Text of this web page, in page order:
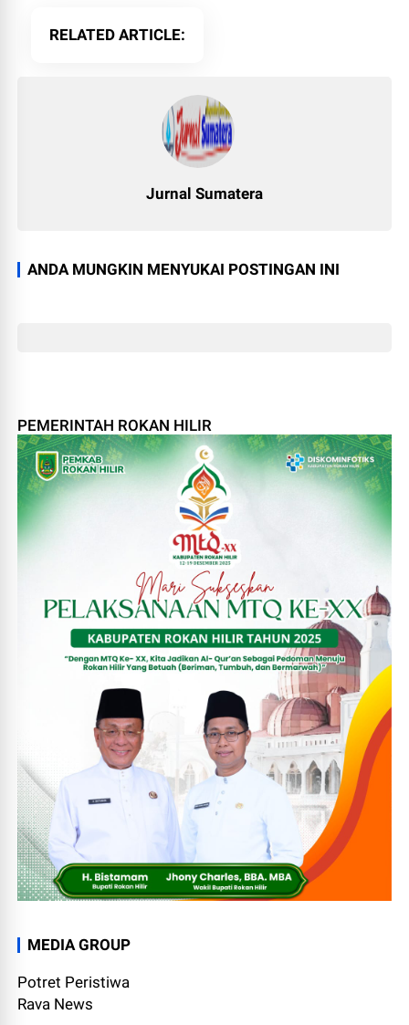
RELATED ARTICLE
Jurnal Sumatera
ANDA MUNGKIN MENYUKAI POSTINGAN INI
PEMERINTAH ROKAN HILIR
MEDIA GROUP
Potret Peristiwa
Rava News